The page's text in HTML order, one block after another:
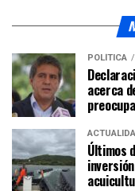
POLÍTICA
acerca
Últimos